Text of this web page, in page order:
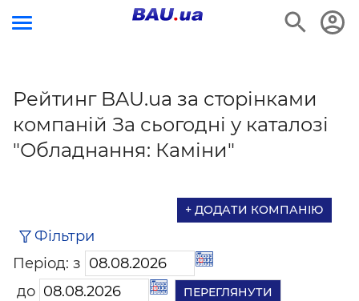
Рейтинг BAU.ua за сторінками
компаній За сьогодні у каталозі
"Обладнання: Каміни"
+ ДОДАТИ КОМПАНІЮ
Фільтри
Період: з
до